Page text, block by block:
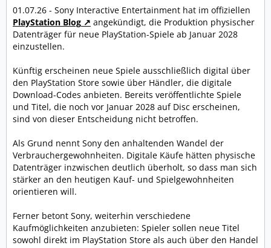
01.07.26 - Sony Interactive Entertainment hat im offiziellen
PlayStation Blog
angekündigt, die Produktion physischer
Datenträger für neue PlayStation-Spiele ab Januar 2028
einzustellen.
Künftig erscheinen neue Spiele ausschließlich digital über
den PlayStation Store sowie über Händler, die digitale
Download-Codes anbieten. Bereits veröffentlichte Spiele
und Titel, die noch vor Januar 2028 auf Disc erscheinen,
sind von dieser Entscheidung nicht betroffen.
Als Grund nennt Sony den anhaltenden Wandel der
Verbrauchergewohnheiten. Digitale Käufe hätten physische
Datenträger inzwischen deutlich überholt, so dass man sich
stärker an den heutigen Kauf- und Spielgewohnheiten
orientieren will.
Ferner betont Sony, weiterhin verschiedene
Kaufmöglichkeiten anzubieten: Spieler sollen neue Titel
sowohl direkt im PlayStation Store als auch über den Handel